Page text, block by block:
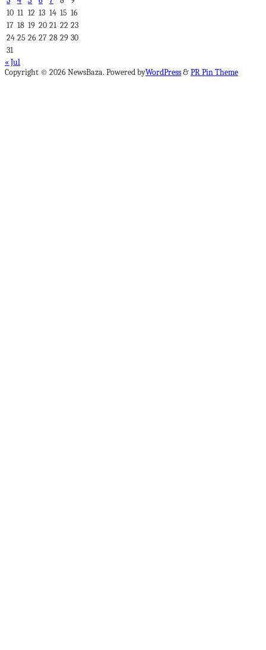
10 11 12 13 14 15 16
17 18 19 20 21 22 23
24 25 26 27 28 29 30
31
« Jul
Copyright © 2026 NewsBaza. Powered byWordPress&PR Pin Theme